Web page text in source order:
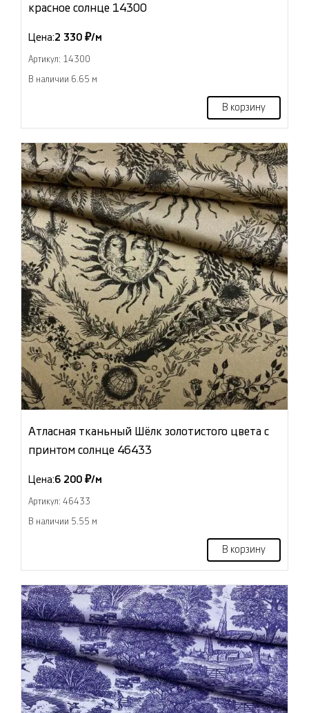
красное солнце 14300
Цена:2 330 ₽/м
Артикул: 14300
В наличии 6.65 м
В корзину
Атласная тканьный Шёлк золотистого цвета с
принтом солнце 46433
Цена:6 200 ₽/м
Артикул: 46433
В наличии 5.55 м
В корзину